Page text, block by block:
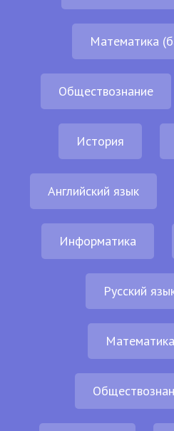
Математика
Обществознание
История
Английский язык
Информатика
Русский